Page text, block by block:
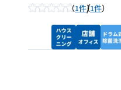
1件/1件